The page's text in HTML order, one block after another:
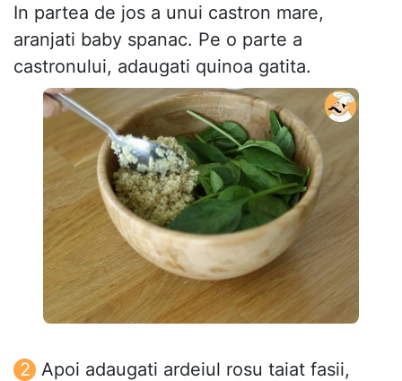
In partea de jos a unui castron mare,
aranjati baby spanac. Pe o parte a
castronului, adaugati quinoa gatita.
Apoi adaugati ardeiul rosu taiat fasii,